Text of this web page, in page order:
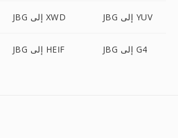
JBG إلى XWD JBG إلى YUV
JBG إلى HEIF JBG إلى G4